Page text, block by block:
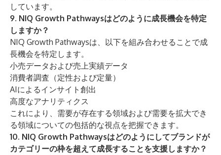
しています。
9. NIQ Growth Pathwaysはどのように成長機会を特定
しますか？
NIQ Growth Pathwaysは、以下を組み合わせることで成
長機会を特定します。
小売データおよび売上実績データ
消費者調査（定性および定量）
AIによるインサイト創出
高度なアナリティクス
これにより、需要が存在する領域および需要を拡大でき
る領域についての包括的な視点を把握できます。
10. NIQ Growth Pathwaysはどのようにしてブランドが
カテゴリーの枠を超えて成長することを支援しますか？